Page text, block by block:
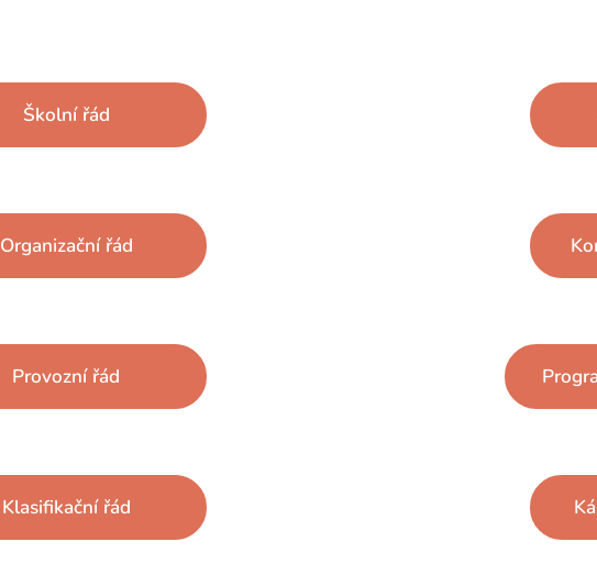
Školní řád
Organizační řád
Provozní řád
Klasifikační řád